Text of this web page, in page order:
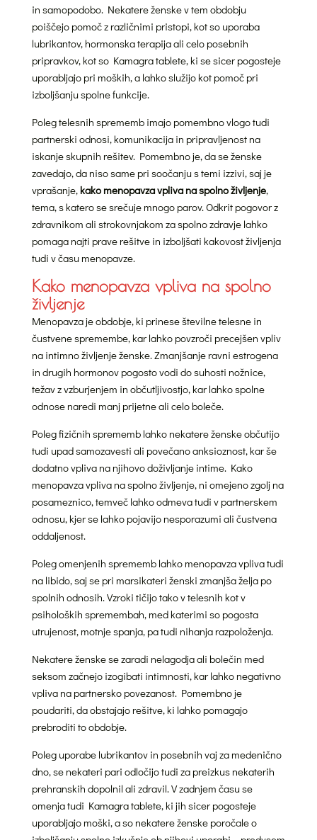
in samopodobo. Nekatere ženske v tem obdobju
poiščejo pomoč z različnimi pristopi, kot so uporaba
lubrikantov, hormonska terapija ali celo posebnih
pripravkov, kot so Kamagra tablete, ki se sicer pogosteje
uporabljajo pri moških, a lahko služijo kot pomoč pri
izboljšanju spolne funkcije.
Poleg telesnih sprememb imajo pomembno vlogo tudi
partnerski odnosi, komunikacija in pripravljenost na
iskanje skupnih rešitev. Pomembno je, da se ženske
zavedajo, da niso same pri soočanju s temi izzivi, saj je
vprašanje, kako menopavza vpliva na spolno življenje,
tema, s katero se srečuje mnogo parov. Odkrit pogovor z
zdravnikom ali strokovnjakom za spolno zdravje lahko
pomaga najti prave rešitve in izboljšati kakovost življenja
tudi v času menopavze.
Kako menopavza vpliva na spolno
življenje
Menopavza je obdobje, ki prinese številne telesne in
čustvene spremembe, kar lahko povzroči precejšen vpliv
na intimno življenje ženske. Zmanjšanje ravni estrogena
in drugih hormonov pogosto vodi do suhosti nožnice,
težav z vzburjenjem in občutljivostjo, kar lahko spolne
odnose naredi manj prijetne ali celo boleče.
Poleg fizičnih sprememb lahko nekatere ženske občutijo
tudi upad samozavesti ali povečano anksioznost, kar še
dodatno vpliva na njihovo doživljanje intime. Kako
menopavza vpliva na spolno življenje, ni omejeno zgolj na
posameznico, temveč lahko odmeva tudi v partnerskem
odnosu, kjer se lahko pojavijo nesporazumi ali čustvena
oddaljenost.
Poleg omenjenih sprememb lahko menopavza vpliva tudi
na libido, saj se pri marsikateri ženski zmanjša želja po
spolnih odnosih. Vzroki tičijo tako v telesnih kot v
psiholoških spremembah, med katerimi so pogosta
utrujenost, motnje spanja, pa tudi nihanja razpoloženja.
Nekatere ženske se zaradi nelagodja ali bolečin med
seksom začnejo izogibati intimnosti, kar lahko negativno
vpliva na partnersko povezanost. Pomembno je
poudariti, da obstajajo rešitve, ki lahko pomagajo
prebroditi to obdobje.
Poleg uporabe lubrikantov in posebnih vaj za medenično
dno, se nekateri pari odločijo tudi za preizkus nekaterih
prehranskih dopolnil ali zdravil. V zadnjem času se
omenja tudi Kamagra tablete, ki jih sicer pogosteje
uporabljajo moški, a so nekatere ženske poročale o